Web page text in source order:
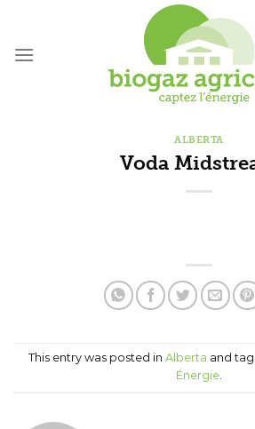
content
ALBERTA
Voda
This entry was posted in Alberta and
Énergie.